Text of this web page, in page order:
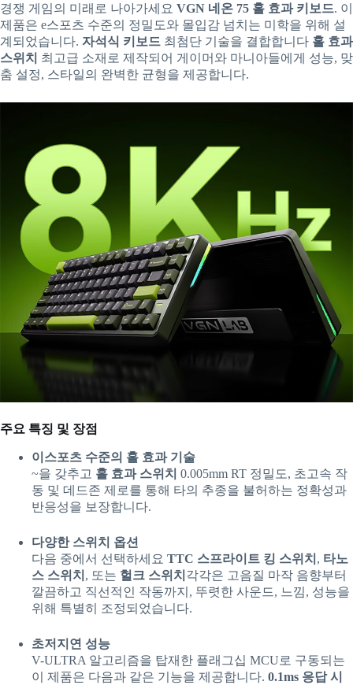
경쟁 게임의 미래로 나아가세요 VGN 네온 75 홀 효과 키보드. 이
제품은 e스포츠 수준의 정밀도와 몰입감 넘치는 미학을 위해 설
계되었습니다. 자석식 키보드 최첨단 기술을 결합합니다 홀 효과
스위치 최고급 소재로 제작되어 게이머와 마니아들에게 성능, 맞
춤 설정, 스타일의 완벽한 균형을 제공합니다.
주요 특징 및 장점
이스포츠 수준의 홀 효과 기술
~을 갖추고 홀 효과 스위치 0.005mm RT 정밀도, 초고속 작
동 및 데드존 제로를 통해 타의 추종을 불허하는 정확성과
반응성을 보장합니다.
다양한 스위치 옵션
다음 중에서 선택하세요 TTC 스프라이트 킹 스위치 , 타노
스 스위치 , 또는 헐크 스위치 각각은 고음질 마작 음향부터
깔끔하고 직선적인 작동까지, 뚜렷한 사운드, 느낌, 성능을
위해 특별히 조정되었습니다.
초저지연 성능
V-ULTRA 알고리즘을 탑재한 플래그십 MCU로 구동되는
이 제품은 다음과 같은 기능을 제공합니다. 0.1ms 응답 시